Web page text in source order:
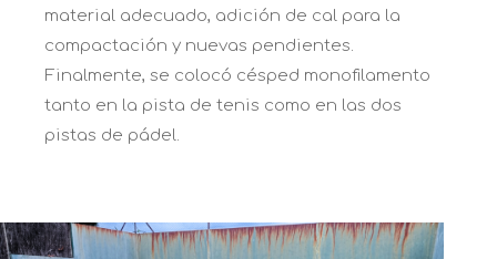
material adecuado, adición de cal para la
compactación y nuevas pendientes.
Finalmente, se colocó césped monofilamento
tanto en la pista de tenis como en las dos
pistas de pádel.